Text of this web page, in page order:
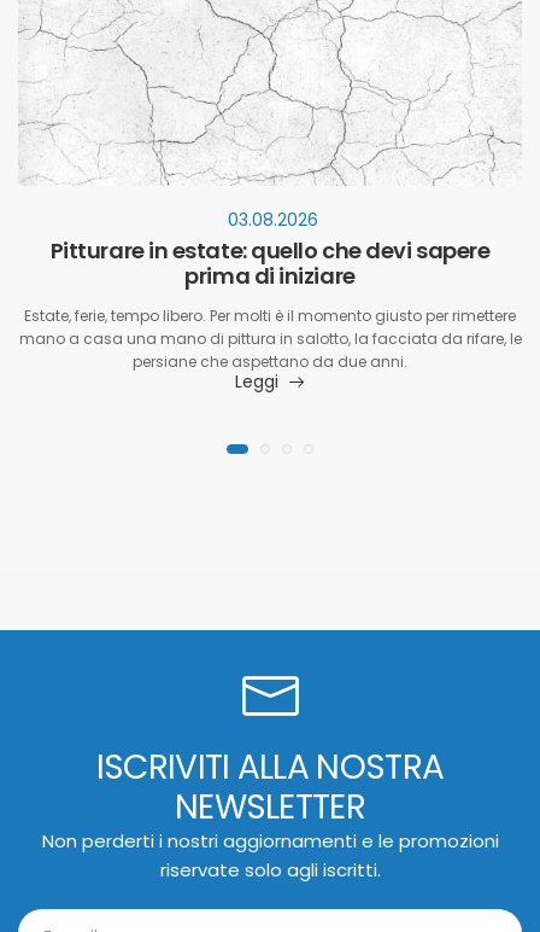
03.08.2026
Pitturare in estate: quello che devi sapere
prima di iniziare
Estate, ferie, tempo libero. Per molti è il momento giusto per rimettere
mano a casa una mano di pittura in salotto, la facciata da rifare, le
persiane che aspettano da due anni.
Leggi
ISCRIVITI ALLA NOSTRA
NEWSLETTER
Non perderti i nostri aggiornamenti e le promozioni
riservate solo agli iscritti.